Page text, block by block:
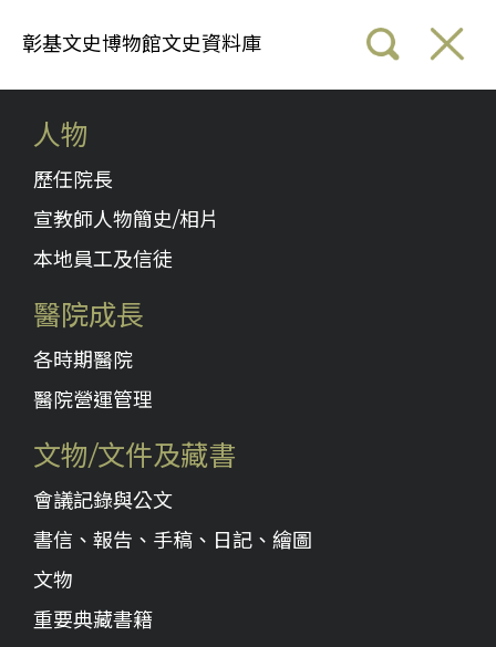
彰基文史博物館文史資料庫
人物
歷任院長
宣教師人物簡史/相片
本地員工及信徒
醫院成長
各時期醫院
醫院營運管理
文物/文件及藏書
會議記錄與公文
書信、報告、手稿、日記、繪圖
文物
重要典藏書籍